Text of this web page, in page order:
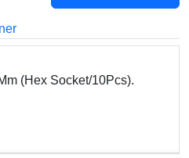
(Hex Socket/10Pcs).